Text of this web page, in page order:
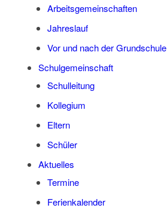
Arbeits­ge­mein­schaf­ten
Jah­res­lauf
Vor und nach der Grundschule
Schul­ge­mein­schaft
Schul­lei­tung
Kol­le­gi­um
Eltern
Schü­ler
Aktu­el­les
Ter­mi­ne
Feri­en­ka­len­der